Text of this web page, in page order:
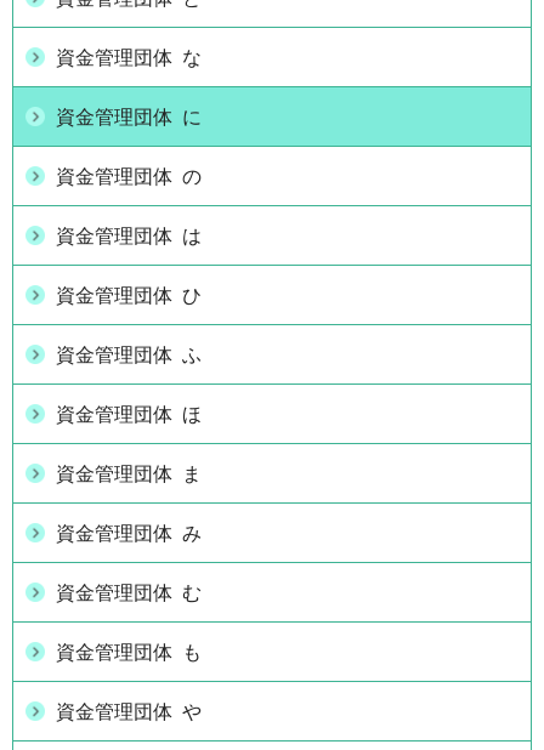
資金管理団体 な
資金管理団体 に
資金管理団体 の
資金管理団体 は
資金管理団体 ひ
資金管理団体 ふ
資金管理団体 ほ
資金管理団体 ま
資金管理団体 み
資金管理団体 む
資金管理団体 も
資金管理団体 や